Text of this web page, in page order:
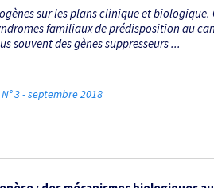
sur les plans clinique et biologique.
familiaux de prédisposition au
souvent des gènes suppresseurs ...
3 - septembre 2018